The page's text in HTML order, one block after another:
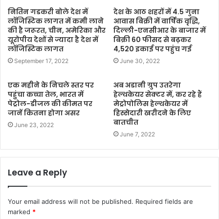
नितिन गडकरी बोले देश में
लॉजिस्टिक लागत में कमी लाने
की है जरूरत, चीन, अमेरिका और
यूरोपीय देशों से ज्यादा है देश में
लॉजिस्टिक लागत
September 17, 2022
देश के आठ शहरों में 4.5 गुना
आवास बिक्री में वार्षिक वृद्धि,
दिल्ली-एनसीआर के बाजार में
बिक्री 60 फीसद से बढ़कर
4,520 इकाई पर पहुंच गई
June 30, 2022
एक महीने के निचले स्तर पर
पहुंचा कच्चा तेल, भारत में
पेट्रोल-डीजल की कीमत पर
जानें कितना होगा असर
June 23, 2022
अब अडानी ग्रुप उतरेगा
हेल्थकेयर सेक्टर में, कर रहे हैं
मेट्रोपोलिस हेल्थकेयर में
हिस्सेदारी खरीदने के लिए
बातचीत
June 7, 2022
Leave a Reply
Your email address will not be published. Required fields are
marked *